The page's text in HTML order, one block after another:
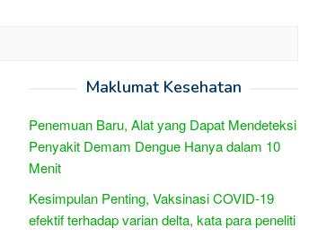
Maklumat Kesehatan
Penemuan Baru, Alat yang Dapat Mendeteksi
Penyakit Demam Dengue Hanya dalam 10
Menit
Kesimpulan Penting, Vaksinasi COVID-19
efektif terhadap varian delta, kata para peneliti